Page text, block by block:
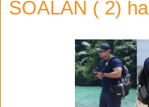
SOALAN ( 2)